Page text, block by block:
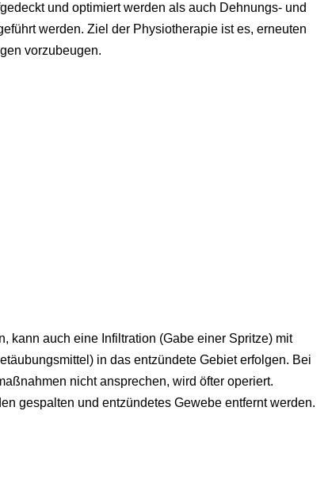
und optimiert werden als auch Dehnungs- und
werden. Ziel der Physiotherapie ist es, erneuten
vorzubeugen.
kann auch eine Infiltration (Gabe einer Spritze) mit
in das entzündete Gebiet erfolgen. Bei
nicht ansprechen, wird öfter operiert.
gespalten und entzündetes Gewebe entfernt werden.